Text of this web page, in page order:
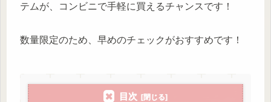
テムが、コンビニで手軽に買えるチャンスです！
数量限定のため、早めのチェックがおすすめです！
目次